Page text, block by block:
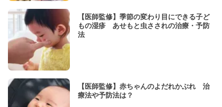
【医師監修】季節の変わり目にできる子ど
もの湿疹 あせもと虫さされの治療・予防
法
【医師監修】赤ちゃんのよだれかぶれ 治
療法や予防法は？